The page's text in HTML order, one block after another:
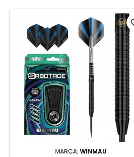
MARCA: WINMAU